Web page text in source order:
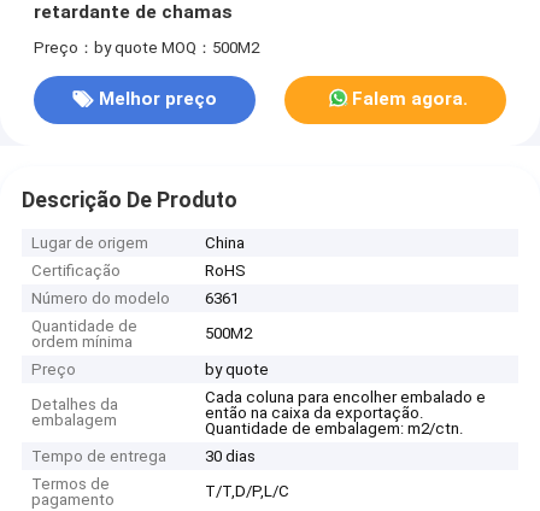
retardante de chamas
Preço：by quote MOQ：500M2
Melhor preço Falem agora.
Descrição De Produto
Lugar de origem
China
Certificação
RoHS
Número do modelo
6361
Quantidade de
ordem mínima
500M2
Preço
by quote
Detalhes da
embalagem
Cada coluna para encolher embalado e
então na caixa da exportação.
Quantidade de embalagem: m2/ctn.
Tempo de entrega
30 dias
Termos de
pagamento
T/T,D/P,L/C